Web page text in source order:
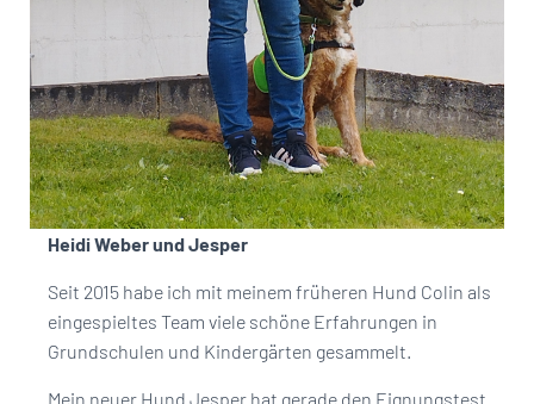
Heidi Weber und Jesper
Seit 2015 habe ich mit meinem früheren Hund Colin als
eingespieltes Team viele schöne Erfahrungen in
Grundschulen und Kindergärten gesammelt.
Mein neuer Hund Jesper hat gerade den Eignungstest